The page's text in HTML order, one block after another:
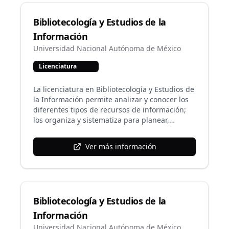
estudiante, a través de estrategias y recursos
mediante la aplicación de tecnologías para la
educación.
Bibliotecología y Estudios de la
Información
Universidad Nacional Autónoma de México
Licenciatura
La licenciatura en Bibliotecología y Estudios de
la Información permite analizar y conocer los
diferentes tipos de recursos de información;
los organiza y sistematiza para planear,
bibliotecarios y de información, con la
finalidad de satisfacer las necesidades de
población; se apoya en las tecnologías de la
información y la comunicación, y lleva a cabo
problemas derivados de su práctica
profesional y de las características del entorno
económico, social y cultural en el que
Ver más información
Bibliotecología y Estudios de la
Información